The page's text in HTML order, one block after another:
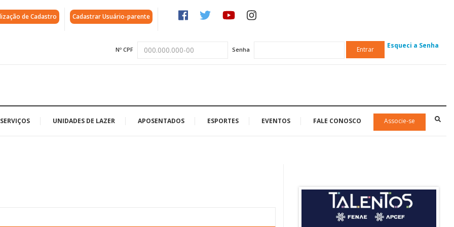
de Cadastro Cadastrar Usuário-parente
Nº CPF Senha Entrar Esqueci a Senha
SERVIÇOS UNIDADES DE LAZER APOSENTADOS ESPORTES EVENTOS FALE CONOSCO Associe-se